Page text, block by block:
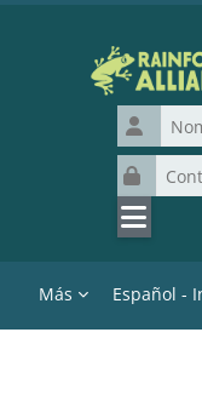
Nombre
Más Español -